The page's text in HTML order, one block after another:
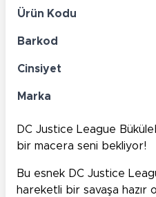
Ürün Kodu
Barkod
Cinsiyet
Marka
DC Justice League
bir macera seni bekliyor!
Bu esnek DC Justice
hareketli bir savaşa hazır